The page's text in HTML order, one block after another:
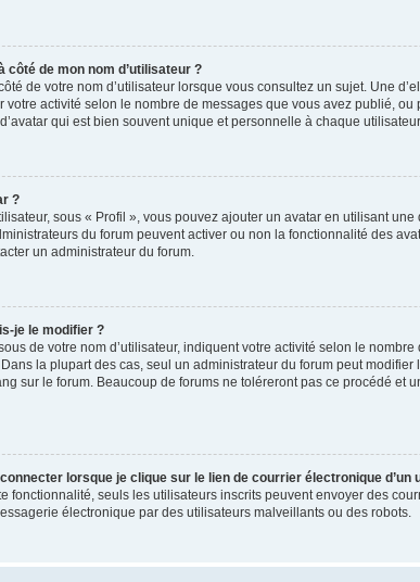
de mon nom d’utilisateur ?
de votre nom d’utilisateur lorsque vous consultez un sujet. Une
votre activité selon le nombre de messages que vous avez publié,
qui est bien souvent unique et personnelle à chaque utilisateur.
?
sous « Profil », vous pouvez ajouter un avatar en utilisant
du forum peuvent activer ou non la fonctionnalité des
un administrateur du forum.
je le modifier ?
de votre nom d’utilisateur, indiquent votre activité selon le
la plupart des cas, seul un administrateur du forum peut
sur le forum. Beaucoup de forums ne toléreront pas ce procédé
lorsque je clique sur le lien de courrier électronique d’un
fonctionnalité, seuls les utilisateurs inscrits peuvent envoyer des
électronique par des utilisateurs malveillants ou des robots.